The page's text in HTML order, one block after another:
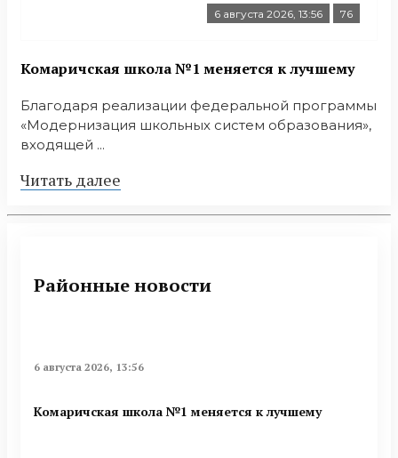
6 августа 2026, 13:56 76
Комаричская школа №1 меняется к лучшему
Благодаря реализации федеральной программы
«Модернизация школьных систем образования»,
входящей ...
Читать далее
Районные новости
6 августа 2026, 13:56
Комаричская школа №1 меняется к лучшему